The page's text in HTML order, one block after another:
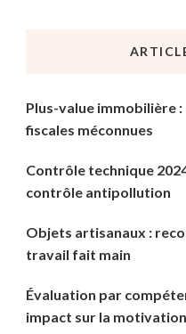
Plus-value immobilière
fiscales méconnues
Contrôle technique
contrôle antipollution
Objets artisanaux :
travail fait main
Évaluation par
impact sur la motivation